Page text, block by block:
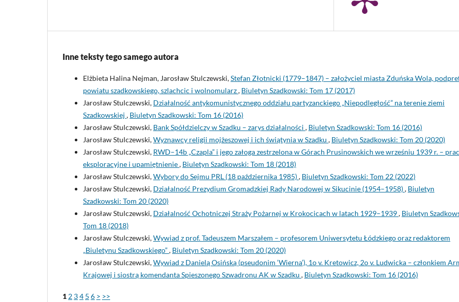
Inne teksty tego samego autora
Elżbieta Halina Nejman, Jarosław Stulczewski,Stefan Złotnicki (1779–1847) – założyciel miasta Zduńska Wola,
powiatu szadkowskiego, szlachcic i wolnomularz, Biuletyn Szadkowski: Tom 17 (2017)
Jarosław Stulczewski, Działalność antykomunistycznego oddziału partyzanckiego „Niepodległość” na terenie ziemi
Szadkowskiej , Biuletyn Szadkowski: Tom 16 (2016)
Jarosław Stulczewski, Bank Spółdzielczy w Szadku – zarys działalności , Biuletyn Szadkowski: Tom 16 (2016)
Jarosław Stulczewski,Wyznawcy religii mojżeszowej i ich świątynia w Szadku , Biuletyn Szadkowski: Tom 20 (2020)
Jarosław Stulczewski, RWD–14b „Czapla” i jego załoga zestrzelona w Górach Prusinowskich we wrześniu 1939 r. –
eksploracyjne i upamiętnienie, Biuletyn Szadkowski: Tom 18 (2018)
Jarosław Stulczewski,Wybory do Sejmu PRL (18 października 1985), Biuletyn Szadkowski: Tom 22 (2022)
Jarosław Stulczewski, Działalność Prezydium Gromadzkiej Rady Narodowej w Sikucinie (1954–1958), Biuletyn
Szadkowski: Tom 20 (2020)
Jarosław Stulczewski, Działalność Ochotniczej Straży Pożarnej w Krokocicach w latach 1929–1939, Biuletyn
Tom 18 (2018)
Jarosław Stulczewski,Wywiad z prof. Tadeuszem Marszałem – profesorem Uniwersytetu Łódzkiego oraz redaktorem
„Biuletynu Szadkowskiego”, Biuletyn Szadkowski: Tom 20 (2020)
Jarosław Stulczewski,Wywiad z Danielą Osińską (pseudonim ‘Wierna’), 1o v. Kretowicz, 2o v. Ludwicka – członkiem
Krajowej i siostrą komendanta Spieszonego Szwadronu AK w Szadku , Biuletyn Szadkowski: Tom 16 (2016)
12 34 5 6 > >>